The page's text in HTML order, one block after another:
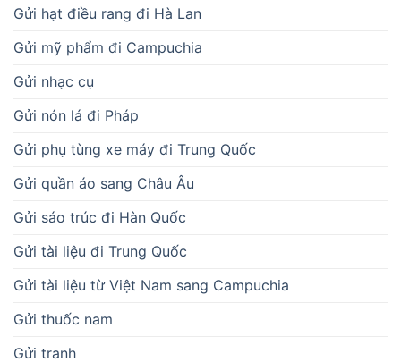
Gửi hạt điều rang đi Hà Lan
Gửi mỹ phẩm đi Campuchia
Gửi nhạc cụ
Gửi nón lá đi Pháp
Gửi phụ tùng xe máy đi Trung Quốc
Gửi quần áo sang Châu Âu
Gửi sáo trúc đi Hàn Quốc
Gửi tài liệu đi Trung Quốc
Gửi tài liệu từ Việt Nam sang Campuchia
Gửi thuốc nam
Gửi tranh